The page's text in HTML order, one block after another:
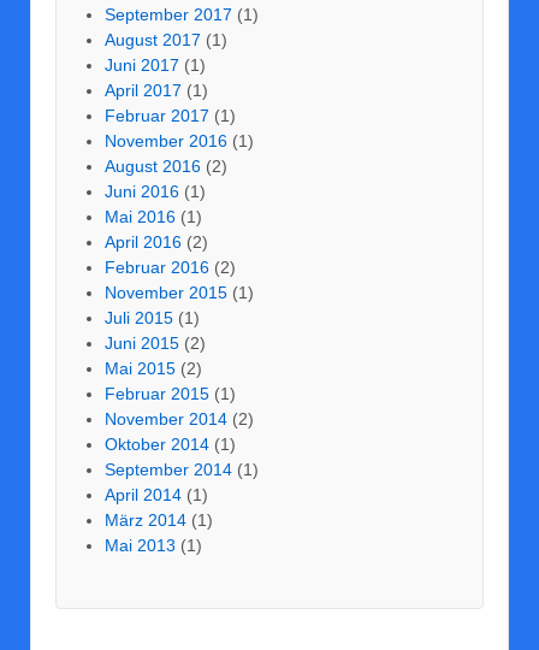
September 2017 (1)
August 2017 (1)
Juni 2017 (1)
April 2017 (1)
Februar 2017 (1)
November 2016 (1)
August 2016 (2)
Juni 2016 (1)
Mai 2016 (1)
April 2016 (2)
Februar 2016 (2)
November 2015 (1)
Juli 2015 (1)
Juni 2015 (2)
Mai 2015 (2)
Februar 2015 (1)
November 2014 (2)
Oktober 2014 (1)
September 2014 (1)
April 2014 (1)
März 2014 (1)
Mai 2013 (1)